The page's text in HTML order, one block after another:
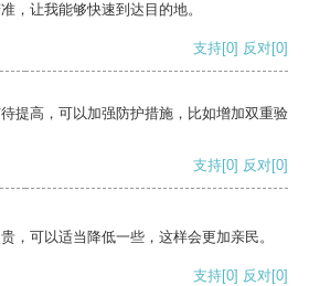
，让我能够快速到达目的地。
支持[0] 反对[0]
提高，可以加强防护措施，比如增加双重验
支持[0] 反对[0]
，可以适当降低一些，这样会更加亲民。
支持[0] 反对[0]